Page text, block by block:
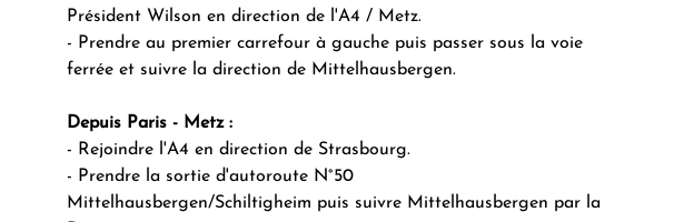
Président Wilson en direction de l'A4 / Metz.
- Prendre au premier carrefour à gauche puis passer sous la voie
ferrée et suivre la direction de Mittelhausbergen.
Depuis Paris - Metz :
- Rejoindre l'A4 en direction de Strasbourg.
- Prendre la sortie d'autoroute N°50
Mittelhausbergen/Schiltigheim puis suivre Mittelhausbergen par la